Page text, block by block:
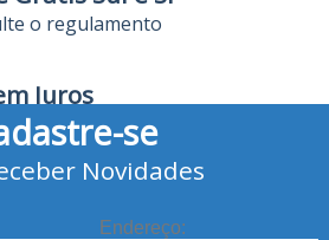
o regulamento
Juros
de Crédito
Bancário e Pix
se
Novidades
Endereço: